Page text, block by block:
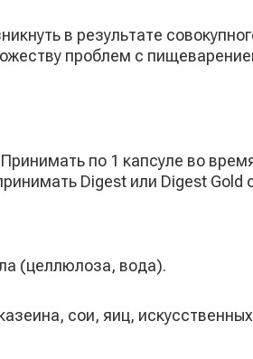
в результате
проблем с
Принимать по 1 капсуле во
Digest или Digest Gold
(целлюлоза, вода).
сои, яиц,